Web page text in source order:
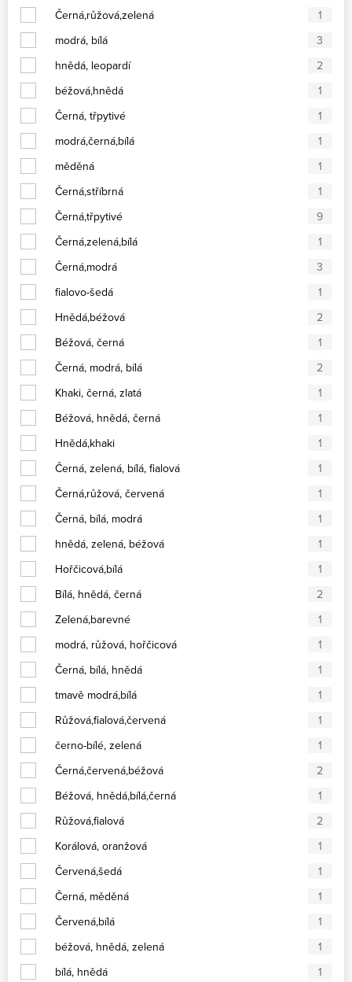
Černá,růžová,zelená
1
modrá, bílá
3
hnědá, leopardí
2
béžová,hnědá
1
Černá, třpytivé
1
modrá,černá,bílá
1
měděná
1
Černá,stříbrná
1
Černá,třpytivé
9
Černá,zelená,bílá
1
Černá,modrá
3
fialovo-šedá
1
Hnědá,béžová
2
Béžová, černá
1
Černá, modrá, bílá
2
Khaki, černá, zlatá
1
Béžová, hnědá, černá
1
Hnědá,khaki
1
Černá, zelená, bílá, fialová
1
Černá,růžová, červená
1
Černá, bílá, modrá
1
hnědá, zelená, béžová
1
Hořčicová,bílá
1
Bílá, hnědá, černá
2
Zelená,barevné
1
modrá, růžová, hořčicová
1
Černá, bílá, hnědá
1
tmavě modrá,bílá
1
Růžová,fialová,červená
1
černo-bílé, zelená
1
Černá,červená,béžová
2
Béžová, hnědá,bílá,černá
1
Růžová,fialová
2
Korálová, oranžová
1
Červená,šedá
1
Černá, měděná
1
Červená,bílá
1
béžová, hnědá, zelená
1
bílá, hnědá
1